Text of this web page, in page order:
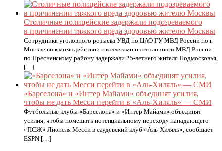
Столичные полицейские задержали подозреваемого
в причинении тяжкого вреда здоровью жителю Москвы
Сотрудники уголовного розыска УВД по ЦАО ГУ МВД России по г.
Москве во взаимодействии с коллегами из столичного МВД России
по Пресненскому району задержали 25-летнего жителя Подмосковья,
[…]
«Барселона» и «Интер Майами» объединят усилия,
чтобы не дать Месси перейти в «Аль-Хиляль» — СМИ
Футбольные клубы «Барселона» и «Интер Майами» объединят
усилия, чтобы помешать потенциальному переходу нападающего
«ПСЖ» Лионеля Месси в саудовский клуб «Аль‑Хиляль», сообщает
ESPN […]